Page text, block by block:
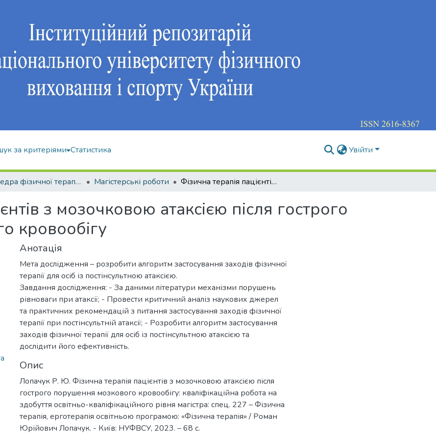
за критеріями Статистика Увійти
Кафедра фізичної терапії та ерготерапії Магістерські роботи Фізична терапія пацієнтів з мозочковою атаксією після гострого порушення мозкового кровообігу
з мозочковою атаксією після гострого
кровообігу
Анотація
Мета дослідження – розробити алгоритм застосування заходів фізичної
терапії для осіб із постінсультною атаксією.
Завдання дослідження: - За даними літератури механізми порушень
рівноваги при атаксії; - Провести критичний аналіз наукових джерел
та практичних рекомендацій з питання застосування заходів фізичної
терапії при постінсультній атаксії; - Розробити алгоритм застосування
заходів фізичної терапії для осіб із постінсультною атаксією та
дослідити його ефективність.
Опис
Лопачук Р. Ю. Фізична терапія пацієнтів з мозочковою атаксією після
гострого порушення мозкового кровообігу: кваліфікаційна робота на
здобуття освітньо-кваліфікаційного рівня магістра: спец. 227 – Фізична
терапія, ерготерапія освітньою програмою: «Фізична терапія» / Роман
Юрійович Лопачук. - Київ: НУФВСУ, 2023. – 68 с.